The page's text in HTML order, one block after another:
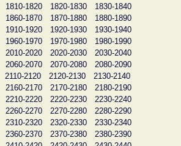
1810-1820 1820-1830
1830-1840
1860-1870 1870-1880
1880-1890
1910-1920 1920-1930
1930-1940
1960-1970 1970-1980
1980-1990
2010-2020 2020-2030
2030-2040
2060-2070 2070-2080
2080-2090
2110-2120 2120-2130
2130-2140
2160-2170 2170-2180
2180-2190
2210-2220 2220-2230
2230-2240
2260-2270 2270-2280
2280-2290
2310-2320 2320-2330
2330-2340
2360-2370 2370-2380
2380-2390